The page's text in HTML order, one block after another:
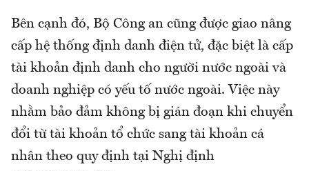
Bên cạnh đó, Bộ Công an cũng được giao nâng
cấp hệ thống định danh điện tử, đặc biệt là cấp
tài khoản định danh cho người nước ngoài và
doanh nghiệp có yếu tố nước ngoài. Việc này
nhằm bảo đảm không bị gián đoạn khi chuyển
đổi từ tài khoản tổ chức sang tài khoản cá
nhân theo quy định tại Nghị định